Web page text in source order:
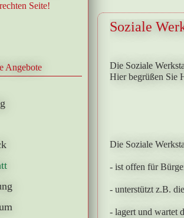
Seite!
Angebote
Soziale
Die Soziale
Hier begrüßen Sie
Die Soziale
- ist offen für
- unterstützt z.B.
- lagert und wartet